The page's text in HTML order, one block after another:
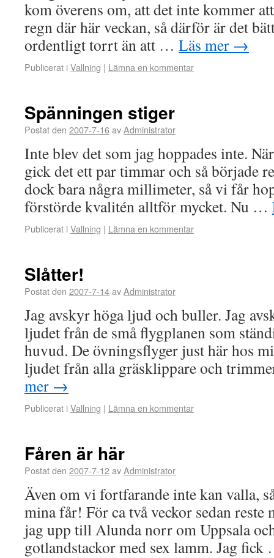
kom överens om, att det inte kommer
regn där här veckan, så därför är det
ordentligt torrt än att … Läs mer →
Publicerat iVallning | Lämna en kommentar
Spänningen stiger
Postat den 2007-7-16avAdministrator
Inte blev det som jag hoppades inte.
gick det ett par timmar och så började
dock bara några millimeter, så vi får
förstörde kvalitén alltför mycket. Nu …
Publicerat iVallning | Lämna en kommentar
Slåtter!
Postat den 2007-7-14avAdministrator
Jag avskyr höga ljud och buller. Jag
ljudet från de små flygplanen som
huvud. De övningsflyger just här hos
ljudet från alla gräsklippare och
mer →
Publicerat iVallning | Lämna en kommentar
Fåren är här
Postat den 2007-7-12avAdministrator
Även om vi fortfarande inte kan valla,
mina får! För ca två veckor sedan reste
jag upp till Alunda norr om Uppsala
gotlandstackor med sex lamm. Jag